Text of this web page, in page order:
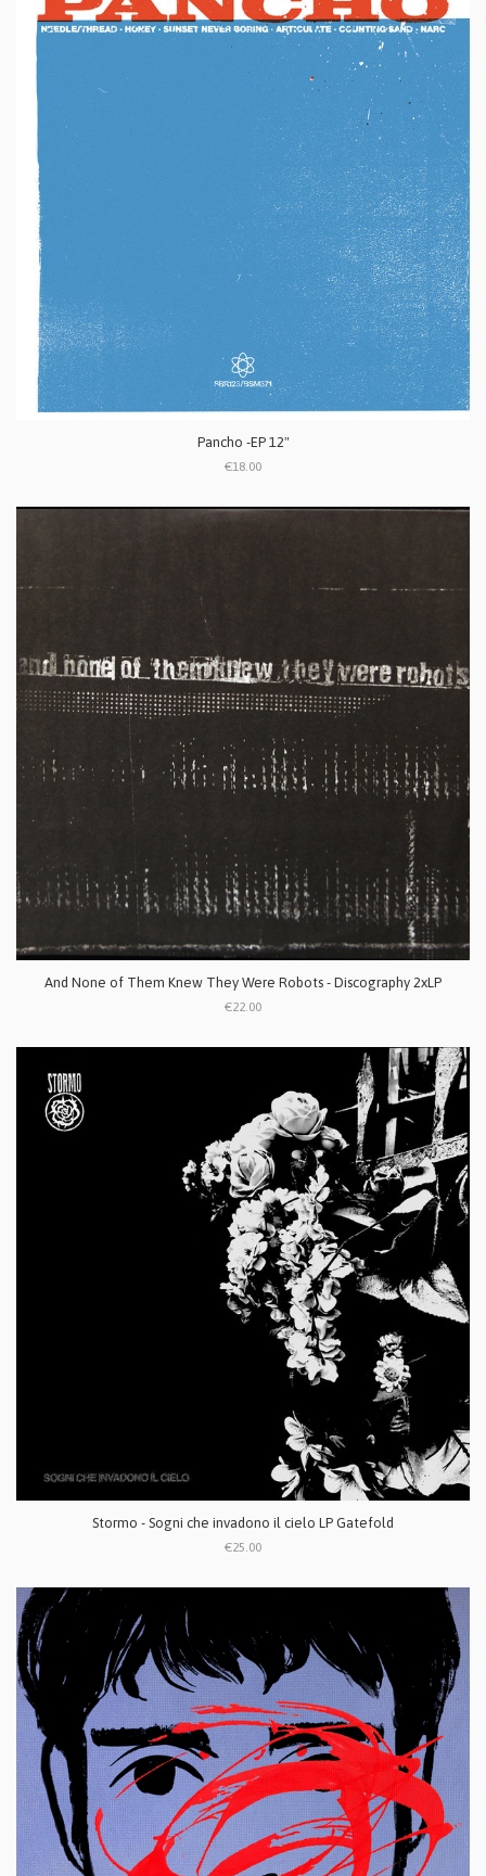
Pancho -EP 12"
€18.00
And None of Them Knew They Were Robots - Discography 2xLP
€22.00
Stormo - Sogni che invadono il cielo LP Gatefold
€25.00